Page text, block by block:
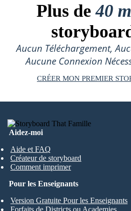
Plus de40
Aucun Téléchargement,
Aucune Connexion
CRÉER MON PREMIER
Aidez-moi
Aide et FAQ
Créateur de storyboard
Comment imprimer
Pour les Enseignants
Version Gratuite Pour les Enseignants
Forfaits de Districts ou Academies